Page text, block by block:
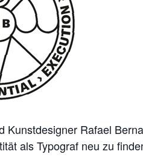
Kunstdesigner Rafael
als Typograf neu zu